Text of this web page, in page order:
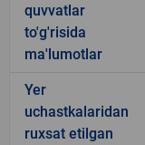
quvvatlar
to'g'risida
ma'lumotlar
Yer
uchastkalaridan
ruxsat etilgan